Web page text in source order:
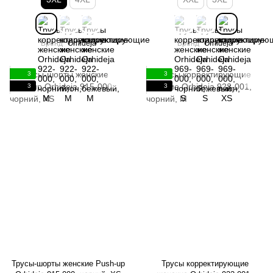
Бренд Orhideja Бренд Orhideja
3
3
Трусы-шорты женские Push-up
3
3
Трусы корректирующие